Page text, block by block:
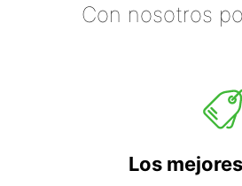
Con nosotros
Los